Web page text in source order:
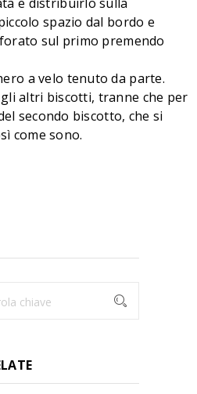
e distribuirlo sulla
spazio dal bordo e
sul primo premendo
a velo tenuto da parte.
altri biscotti, tranne che per
secondo biscotto, che si
come sono.